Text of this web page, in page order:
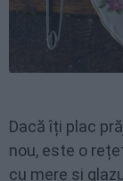
Dacă îți plac
nou, este o
cu mere și